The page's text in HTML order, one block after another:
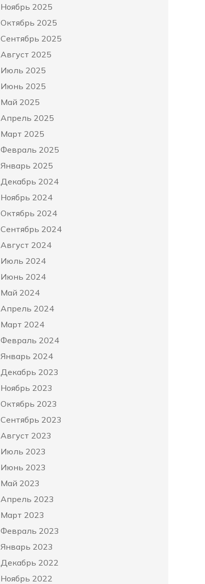
Ноябрь 2025
Октябрь 2025
Сентябрь 2025
Август 2025
Июль 2025
Июнь 2025
Май 2025
Апрель 2025
Март 2025
Февраль 2025
Январь 2025
Декабрь 2024
Ноябрь 2024
Октябрь 2024
Сентябрь 2024
Август 2024
Июль 2024
Июнь 2024
Май 2024
Апрель 2024
Март 2024
Февраль 2024
Январь 2024
Декабрь 2023
Ноябрь 2023
Октябрь 2023
Сентябрь 2023
Август 2023
Июль 2023
Июнь 2023
Май 2023
Апрель 2023
Март 2023
Февраль 2023
Январь 2023
Декабрь 2022
Ноябрь 2022